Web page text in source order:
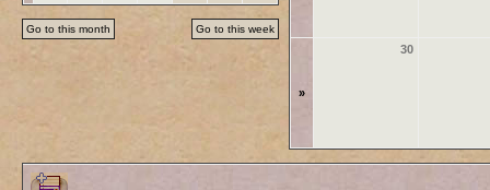
Go to this month Go to this week
»
30